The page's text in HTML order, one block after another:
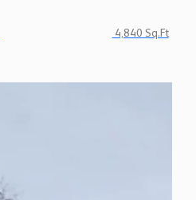
4,840 Sq.Ft